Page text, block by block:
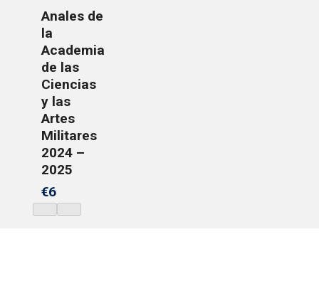
Anales de
la
Academia
de las
Ciencias
y las
Artes
Militares
2024 –
2025
€6